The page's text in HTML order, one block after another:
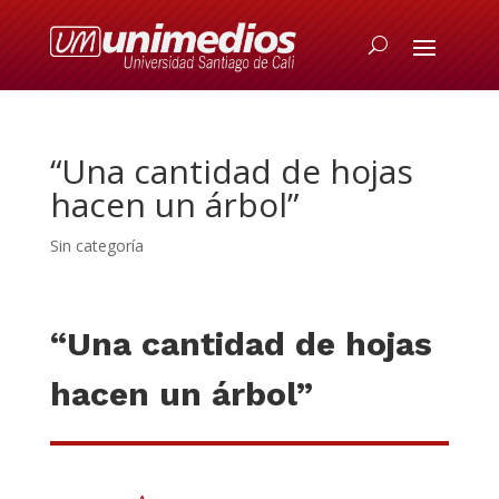
“Una cantidad de hojas
hacen un árbol”
Sin categoría
“Una cantidad de hojas
hacen un árbol”